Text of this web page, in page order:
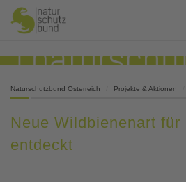
Naturschutzbund Österreich Projekte & Aktionen
Neue Wildbienenart für
entdeckt